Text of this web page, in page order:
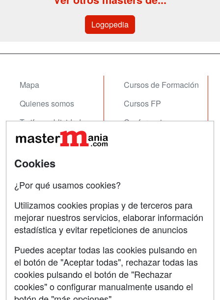
Logopedia
Mapa
Quienes somos
Tarifas publicidad
Acceso Usuarios
Acceso Centros
Cursos de Formación
Cursos FP
Conferencias
Contactar
Confidencialidad
Aviso legal
Copyleft
Cookies
¿Por qué usamos cookies?
Utilizamos cookies propias y de terceros para
mejorar nuestros servicios, elaborar información
estadística y evitar repeticiones de anuncios
Puedes aceptar todas las cookies pulsando en
el botón de "Aceptar todas", rechazar todas las
cookies pulsando el botón de "Rechazar
cookies" o configurar manualmente usando el